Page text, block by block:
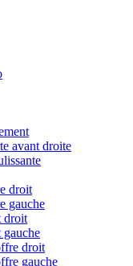
avant droite
droit
gauche
droit
gauche
droit
gauche